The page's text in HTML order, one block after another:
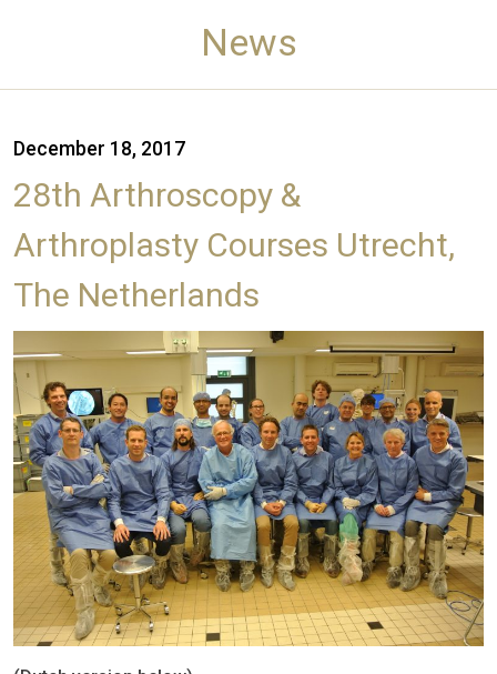
News
December 18, 2017
28th Arthroscopy &
Arthroplasty Courses Utrecht,
The Netherlands